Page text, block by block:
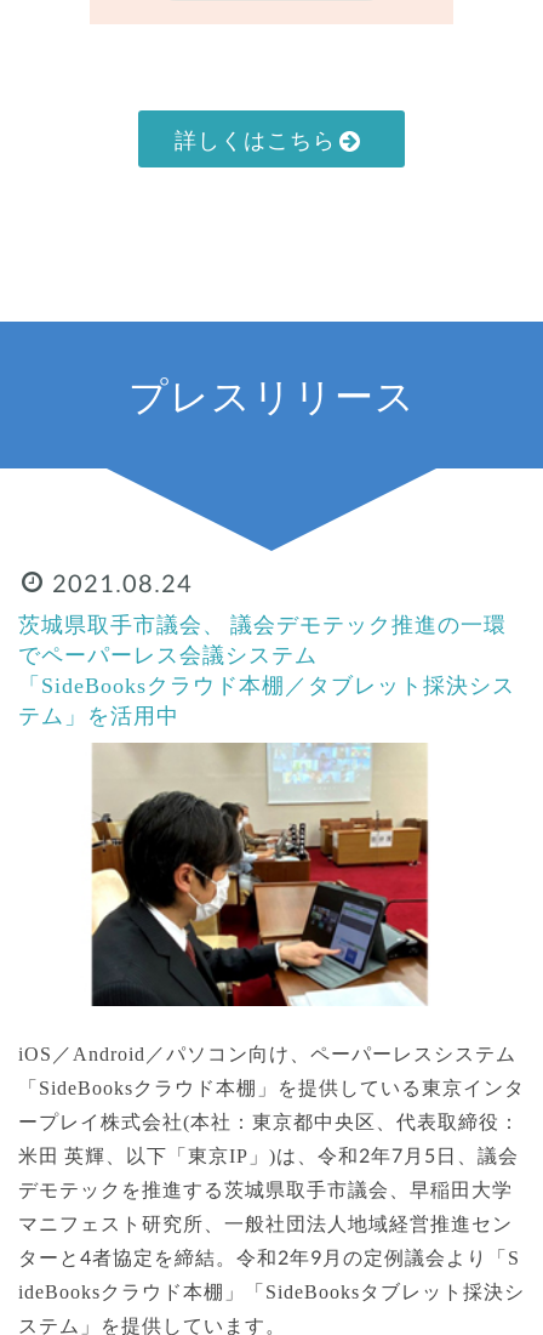
詳しくはこちら
プレスリリース
2021.08.24
茨城県取手市議会、 議会デモテック推進の一環
でペーパーレス会議システム
「SideBooksクラウド本棚／タブレット採決シス
テム」を活用中
iOS／Android／パソコン向け、ペーパーレスシステム
「SideBooksクラウド本棚」を提供している東京インタ
ープレイ株式会社(本社：東京都中央区、代表取締役：
米田 英輝、以下「東京IP」)は、令和2年7月5日、議会
デモテックを推進する茨城県取手市議会、早稲田大学
マニフェスト研究所、一般社団法人地域経営推進セン
ターと4者協定を締結。令和2年9月の定例議会より「S
ideBooksクラウド本棚」「SideBooksタブレット採決シ
ステム」を提供しています。